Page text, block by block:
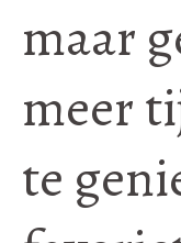
maar
meer
te